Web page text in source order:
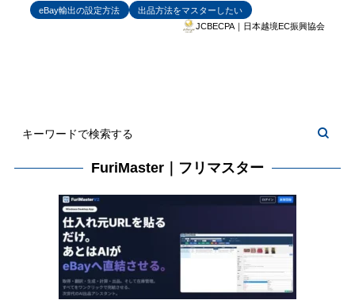
eBay輸出の設定方法
出品方法をマスターしたい
JCBECPA｜日本越境EC振興協会
FuriMaster｜フリマスター